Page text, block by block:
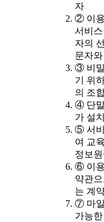
자
② 이용
서비
자의
문자
③ 비밀
기 위
의 조
④ 단말
가 설
⑤ 서비
여 교
정보
⑥ 이용
약관
는 계
⑦ 마일
가능